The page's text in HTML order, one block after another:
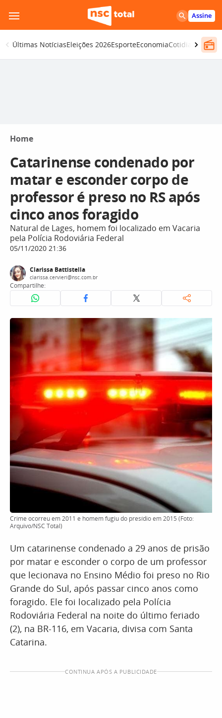
para
o
conteúdo
Assine
Últimas NotíciasEleições 2026EsporteEconomiaCotidiano
Home
Catarinense condenado por
matar e esconder corpo de
professor é preso no RS após
cinco anos foragido
Natural de Lages, homem foi localizado em Vacaria
pela Polícia Rodoviária Federal
05/11/2020 21:36
Clarissa Battistella
clarissa.cervieri@nsc.com.br
Compartilhe:
Crime ocorreu em 2011 e homem fugiu do presídio em 2015 (Foto:
Arquivo/NSC Total)
Um catarinense condenado a 29 anos de prisão
por matar e esconder o corpo de um professor
que lecionava no Ensino Médio foi preso no Rio
Grande do Sul, após passar cinco anos como
foragido. Ele foi localizado pela Polícia
Rodoviária Federal na noite do último feriado
(2), na BR-116, em Vacaria, divisa com Santa
Catarina.
CONTINUA APÓS A PUBLICIDADE